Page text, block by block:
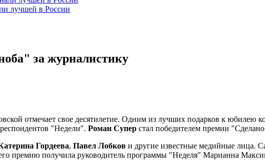
лучшей в России
за журналистику
отмечает свое десятилетие. Одним из лучших подарков к юбилею
"Недели". Роман Супер стал победителем премии
Гордеева, Павел Лобков и другие известные медийные лица.
премию получила руководитель программы "Неделя" Марианна